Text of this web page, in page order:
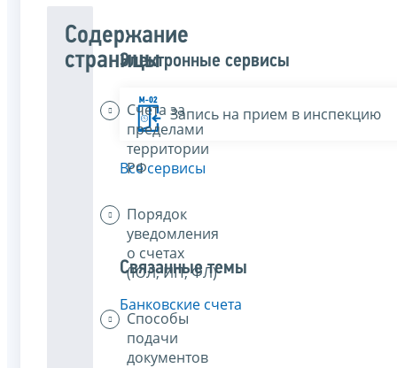
Содержание
страницы
Счета за
пределами
территории
РФ
Порядок
уведомления
о счетах
(ЮЛ, ИП, ФЛ)
Способы
подачи
документов
Электронные сервисы
Запись на прием в инспекцию
Все сервисы
Связанные темы
Банковские счета